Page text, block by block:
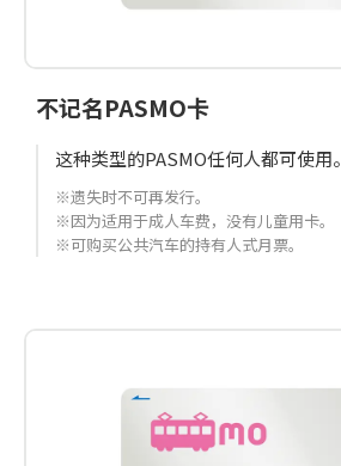
不记名PASMO卡
这种类型的PASMO任何人都可使用。
※遗失时不可再发行。
※因为适用于成人车费，没有儿童用卡。
※可购买公共汽车的持有人式月票。